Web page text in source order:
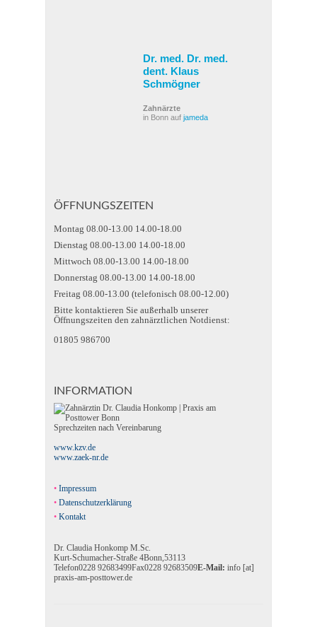
Dr. med. Dr. med.
dent. Klaus
Schmögner
Zahnärzte
in Bonn auf jameda
ÖFFNUNGSZEITEN
Montag 08.00-13.00 14.00-18.00
Dienstag 08.00-13.00 14.00-18.00
Mittwoch 08.00-13.00 14.00-18.00
Donnerstag 08.00-13.00 14.00-18.00
Freitag 08.00-13.00 (telefonisch 08.00-12.00)
Bitte kontaktieren Sie außerhalb unserer
Öffnungszeiten den zahnärztlichen Notdienst:
01805 986700
INFORMATION
Sprechzeiten nach Vereinbarung
www.kzv.de
www.zaek-nr.de
Impressum
Datenschutzerklärung
Kontakt
Dr. Claudia Honkomp M.Sc.
Kurt-Schumacher-Straße 4Bonn,53113
Telefon0228 92683499Fax0228 92683509E-Mail: info [at]
praxis-am-posttower.de